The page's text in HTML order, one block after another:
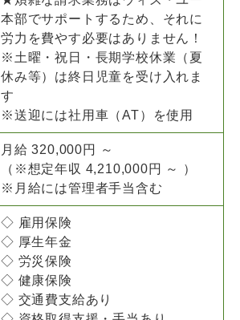
本部でサポートするため、それに
労力を費やす必要はありません！
※土曜・祝日・長期学校休業（夏
休み等）は終日児童を受け入れま
す
※送迎には社用車（AT）を使用
月給 320,000円 ～
（※想定年収 4,210,000円 ～ ）
※月給には管理者手当含む
◇ 雇用保険
◇ 厚生年金
◇ 労災保険
◇ 健康保険
◇ 交通費支給あり